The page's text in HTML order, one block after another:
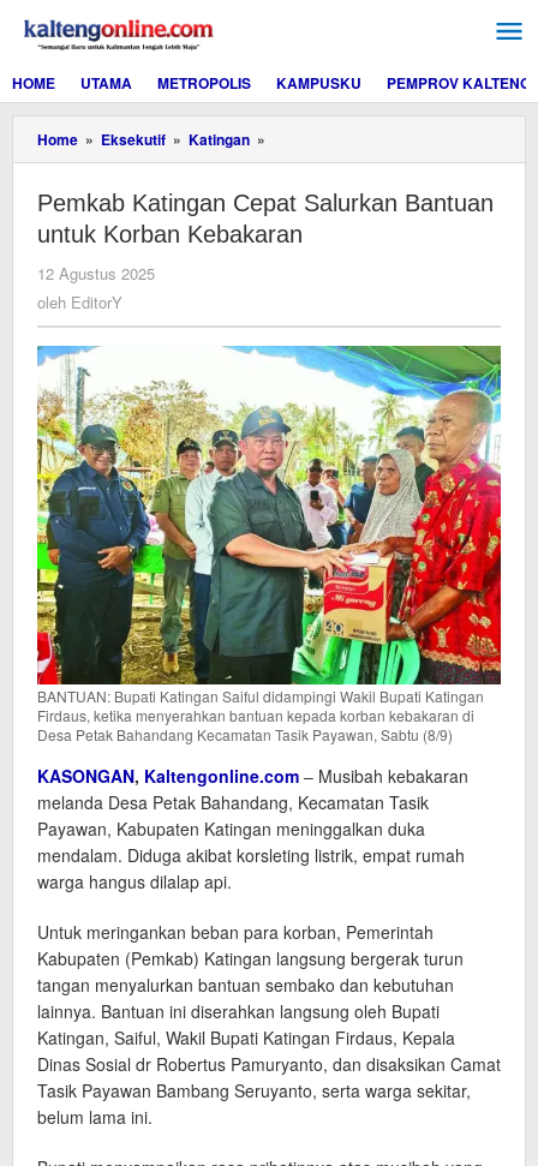
konten
HOME
UTAMA METROPOLIS KAMPUSKU PEMPROV KALTENG
Home » Eksekutif » Katingan »
Katingan
Salurkan
Bantuan
untuk
Pemkab Katingan Cepat Salurkan Bantuan
untuk Korban Kebakaran
12 Agustus 2025
oleh EditorY
BANTUAN: Bupati Katingan Saiful didampingi Wakil Bupati Katingan
Firdaus, ketika menyerahkan bantuan kepada korban kebakaran di
Desa Petak Bahandang Kecamatan Tasik Payawan, Sabtu (8/9)
KASONGAN, Kaltengonline.com – Musibah kebakaran
melanda Desa Petak Bahandang, Kecamatan Tasik
Payawan, Kabupaten Katingan meninggalkan duka
mendalam. Diduga akibat korsleting listrik, empat rumah
warga hangus dilalap api.
Untuk meringankan beban para korban, Pemerintah
Kabupaten (Pemkab) Katingan langsung bergerak turun
tangan menyalurkan bantuan sembako dan kebutuhan
lainnya. Bantuan ini diserahkan langsung oleh Bupati
Katingan, Saiful, Wakil Bupati Katingan Firdaus, Kepala
Dinas Sosial dr Robertus Pamuryanto, dan disaksikan Camat
Tasik Payawan Bambang Seruyanto, serta warga sekitar,
belum lama ini.